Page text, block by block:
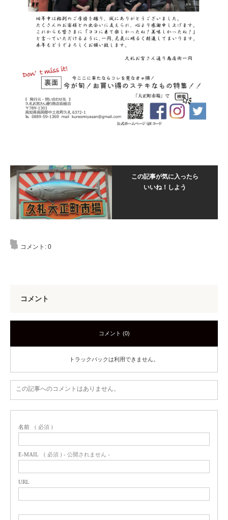
この記事が気に入ったら
いいね！しよう
コメント: 0
コメント
コメント (0)
トラックバックは利用できません。
この記事へのコメントはありません。
名前 ( 必須 )
E-MAIL ( 必須 ) - 公開されません -
URL